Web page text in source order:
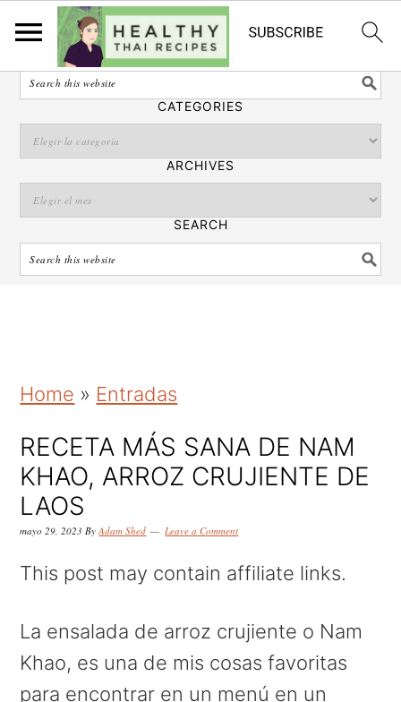
Español
SEARCH
CATEGORIES
ARCHIVES
SEARCH
k
i
p
t
o
i
m
a
k
i
p
t
o
i
n
c
k
i
p
t
o
i
m
a
Home » Entradas
RECETA MÁS SANA DE NAM
KHAO, ARROZ CRUJIENTE DE
LAOS
mayo 29, 2023 ByAdam Shed Leave a Comment
This post may contain affiliate links.
La ensalada de arroz crujiente o Nam
Khao, es una de mis cosas favoritas
para encontrar en un menú en un